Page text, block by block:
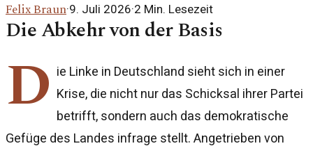
Felix Braun·9. Juli 2026·2 Min. Lesezeit
Die Abkehr von der Basis
D ie Linke in Deutschland sieht sich in einer
Krise, die nicht nur das Schicksal ihrer Partei
betrifft, sondern auch das demokratische
Gefüge des Landes infrage stellt. Angetrieben von